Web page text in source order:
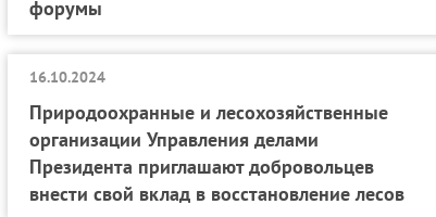
форумы
16.10.2024
Природоохранные и лесохозяйственные
организации Управления делами
Президента приглашают добровольцев
внести свой вклад в восстановление лесов